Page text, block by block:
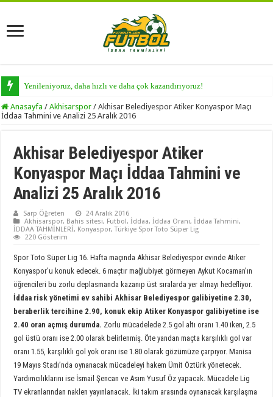
Yenileniyoruz, daha hızlı ve daha çok kazandırıyoruz!
Anasayfa / Akhisarspor / Akhisar Belediyespor Atiker Konyaspor Maçı
İddaa Tahmini ve Analizi 25 Aralık 2016
Akhisar Belediyespor Atiker
Konyaspor Maçı İddaa Tahmini ve
Analizi 25 Aralık 2016
Sarp Öğreten
24 Aralık 2016
Akhisarspor, Bahis sitesi, Futbol,İddaa,İddaa Oranı,İddaa Tahmini,
İDDAA TAHMİNLERİ, Konyaspor,Türkiye Spor Toto Süper Lig
220 Gösterim
Spor Toto Süper Lig 16. Hafta maçında Akhisar Belediyespor evinde Atiker
Konyaspor’u konuk edecek. 6 maçtır mağlubiyet görmeyen Aykut Kocaman’ın
öğrencileri bu zorlu deplasmanda kazanıp üst sıralarda yer almayı hedefliyor.
İddaa risk yönetimi ev sahibi Akhisar Belediyespor galibiyetine 2.30,
beraberlik tercihine 2.90, konuk ekip Atiker Konyaspor galibiyetine ise
2.40 oran açmış durumda. Zorlu mücadelede 2.5 gol altı oranı 1.40 iken, 2.5
gol üstü oranı ise 2.00 olarak belirlenmiş. Öte yandan maçta karşılıklı gol var
oranı 1.55, karşılıklı gol yok oranı ise 1.80 olarak gözümüze çarpıyor. Manisa
19 Mayıs Stadı’nda oynanacak mücadeleyi hakem Ümit Öztürk yönetecek.
Yardımcılıklarını ise İsmail Şencan ve Asım Yusuf Öz yapacak. Mücadele Lig
TV ekranlarından naklen yayınlanacak. İki takım arasında oynanacak karşılaşma